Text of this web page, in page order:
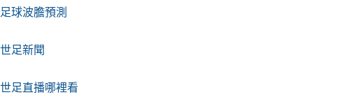
足球波膽預測
世足新聞
世足直播哪裡看